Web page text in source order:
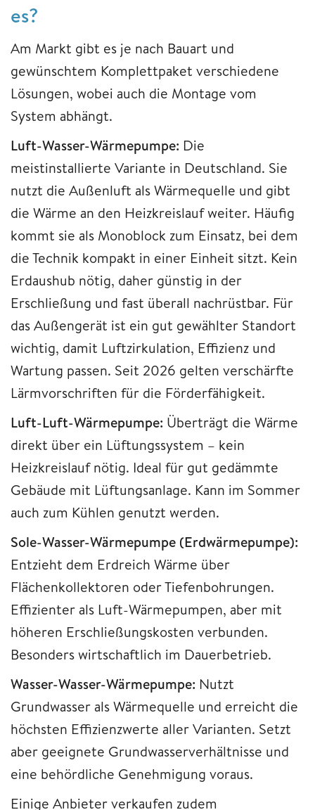
es?
Am Markt gibt es je nach Bauart und
gewünschtem Komplettpaket verschiedene
Lösungen, wobei auch die Montage vom
System abhängt.
Luft-Wasser-Wärmepumpe: Die
meistinstallierte Variante in Deutschland. Sie
nutzt die Außenluft als Wärmequelle und gibt
die Wärme an den Heizkreislauf weiter. Häufig
kommt sie als Monoblock zum Einsatz, bei dem
die Technik kompakt in einer Einheit sitzt. Kein
Erdaushub nötig, daher günstig in der
Erschließung und fast überall nachrüstbar. Für
das Außengerät ist ein gut gewählter Standort
wichtig, damit Luftzirkulation, Effizienz und
Wartung passen. Seit 2026 gelten verschärfte
Lärmvorschriften für die Förderfähigkeit.
Luft-Luft-Wärmepumpe: Überträgt die Wärme
direkt über ein Lüftungssystem – kein
Heizkreislauf nötig. Ideal für gut gedämmte
Gebäude mit Lüftungsanlage. Kann im Sommer
auch zum Kühlen genutzt werden.
Sole-Wasser-Wärmepumpe (Erdwärmepumpe):
Entzieht dem Erdreich Wärme über
Flächenkollektoren oder Tiefenbohrungen.
Effizienter als Luft-Wärmepumpen, aber mit
höheren Erschließungskosten verbunden.
Besonders wirtschaftlich im Dauerbetrieb.
Wasser-Wasser-Wärmepumpe: Nutzt
Grundwasser als Wärmequelle und erreicht die
höchsten Effizienzwerte aller Varianten. Setzt
aber geeignete Grundwasserverhältnisse und
eine behördliche Genehmigung voraus.
Einige Anbieter verkaufen zudem